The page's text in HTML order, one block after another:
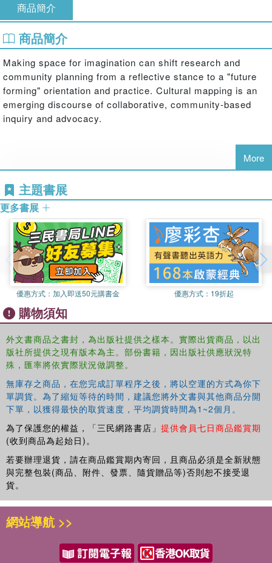
商品簡介
商品簡介
Making space for imagination can shift research and
community planning from a reflective stance to a "future
forming" orientation and practice. Cultural mapping is an
emerging discourse of collaborative, community-based
inquiry and advocacy.
This book looks at artistic approaches to cultural mapping,
focusing on imaginative cartography. It emphasizes the
importance of creative process that engages with the "felt
sense" of community experiences, an element often
missing from conventional mapping practices.
International artistic contributions in this book reveal the
creative research practices and languages of artists, a
prerequisite to understanding the multi-modal interface of
cultural mapping. The book examines how contemporary
artistic approaches can challenge conventional asset
mapping by animating and honouring the local, giving
voice and definition to the vernacular, or recognizing the
notion of place as inhabited by story and history. It
explores the processes of seeing and listening and the
importance of the aesthetic as a key component of
community self-expression and self-representation.
Innovative contributions in this book champion inclusion
and experimentation, expose unacknowledged power
relations, and catalyze identity formation, through multiple
be a valuable resource for individuals involved with
More
主題書展
更多書展
優惠方式： 加入即送50元購書金 優惠方式： 19折起
購物須知
外文書商品之書封，為出版社提供之樣本。實際出貨商品，以出
版社所提供之現有版本為主。部份書籍，因出版社供應狀況特
殊，匯率將依實際狀況做調整。
無庫存之商品，在您完成訂單程序之後，將以空運的方式為你下
單調貨。為了縮短等待的時間，建議您將外文書與其他商品分開
下單，以獲得最快的取貨速度，平均調貨時間為1~2個月。
為了保護您的權益，「三民網路書店」 提供會員七日商品鑑賞期
(收到商品為起始日)。
若要辦理退貨，請在商品鑑賞期內寄回，且商品必須是全新狀態
與完整包裝(商品、附件、發票、隨貨贈品等)否則恕不接受退
貨。
網站導航 >>